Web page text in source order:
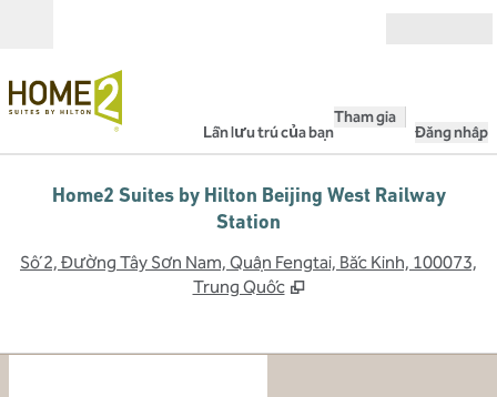
Lần lưu trú của bạn
Tham gia
Đăng nhập
Home2 Suites by Hilton Beijing West Railway
Station
Số 2, Đường Tây Sơn Nam, Quận Fengtai, Bắc Kinh, 100073,
Trung Quốc